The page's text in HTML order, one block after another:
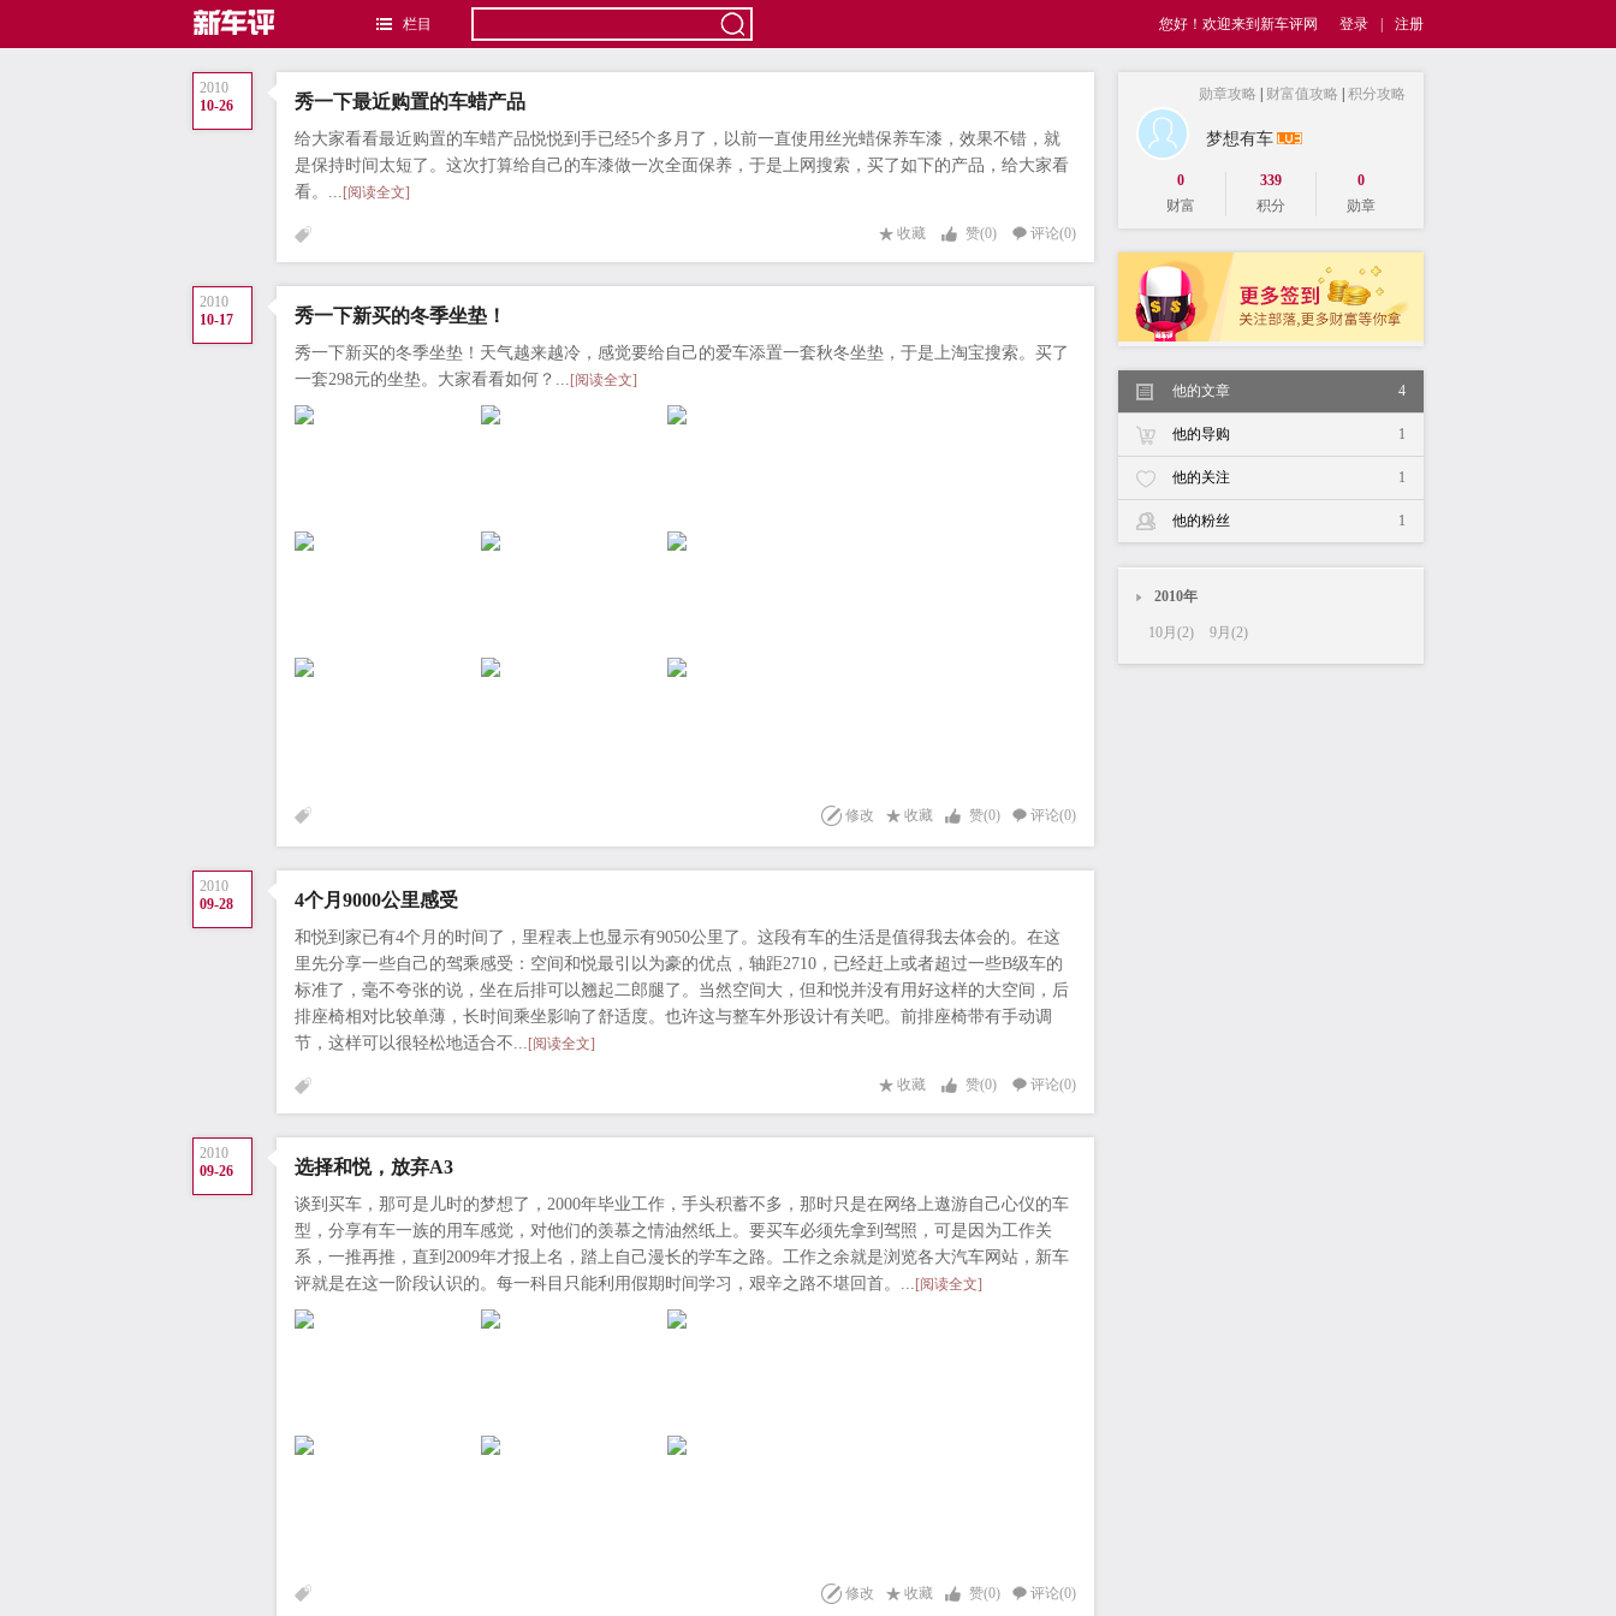
栏目 您好！欢迎来到新车评网 登录 注册
2010
10-26
秀一下最近购置的车蜡产品
给大家看看最近购置的车蜡产品悦悦到手已经5个多月了，以前一直使用丝光蜡保养车漆，效果不错，就
是保持时间太短了。这次打算给自己的车漆做一次全面保养，于是上网搜索，买了如下的产品，给大家看
看。... [阅读全文]
收藏 赞(0) 评论(0)
2010
10-17
秀一下新买的冬季坐垫！
秀一下新买的冬季坐垫！天气越来越冷，感觉要给自己的爱车添置一套秋冬坐垫，于是上淘宝搜索。买了
一套298元的坐垫。大家看看如何？... [阅读全文]
修改 收藏 赞(0) 评论(0)
2010
09-28
4个月9000公里感受
和悦到家已有4个月的时间了，里程表上也显示有9050公里了。这段有车的生活是值得我去体会的。在这
里先分享一些自己的驾乘感受：空间和悦最引以为豪的优点，轴距2710，已经赶上或者超过一些B级车的
标准了，毫不夸张的说，坐在后排可以翘起二郎腿了。当然空间大，但和悦并没有用好这样的大空间，后
排座椅相对比较单薄，长时间乘坐影响了舒适度。也许这与整车外形设计有关吧。前排座椅带有手动调
节，这样可以很轻松地适合不... [阅读全文]
收藏 赞(0) 评论(0)
2010
09-26
选择和悦，放弃A3
谈到买车，那可是儿时的梦想了，2000年毕业工作，手头积蓄不多，那时只是在网络上遨游自己心仪的车
型，分享有车一族的用车感觉，对他们的羡慕之情油然纸上。要买车必须先拿到驾照，可是因为工作关
系，一推再推，直到2009年才报上名，踏上自己漫长的学车之路。工作之余就是浏览各大汽车网站，新车
评就是在这一阶段认识的。每一科目只能利用假期时间学习，艰辛之路不堪回首。... [阅读全文]
修改 收藏 赞(0) 评论(0)
勋章攻略 财富值攻略 积分攻略
梦想有车
0
财富
339
积分
0
勋章
4
他的文章
1
他的导购
1
他的关注
1
他的粉丝
2010年
10月(2) 9月(2)